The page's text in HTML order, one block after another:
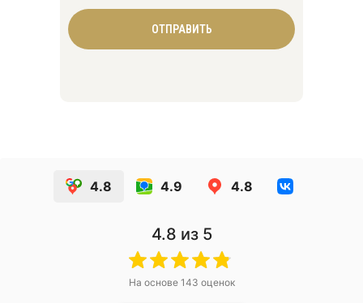
ОТПРАВИТЬ
4.8 4.9 4.8
4.8 из 5
На основе 143 оценок